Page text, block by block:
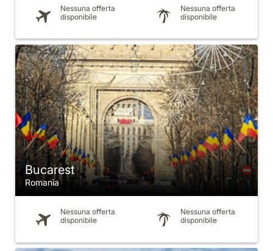
Nessuna offerta
disponibile
Nessuna offerta
disponibile
Bucarest
Romania
Nessuna offerta
disponibile
Nessuna offerta
disponibile